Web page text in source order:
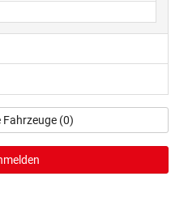
Fahrzeuge (0)